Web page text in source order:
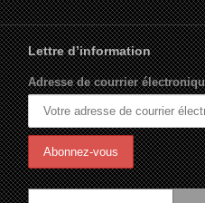
Lettre d’information
Adresse de courrier